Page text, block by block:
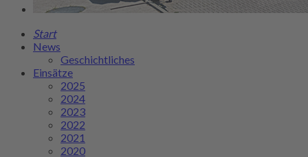
Start
News
Geschichtliches
Einsätze
2025
2024
2023
2022
2021
2020